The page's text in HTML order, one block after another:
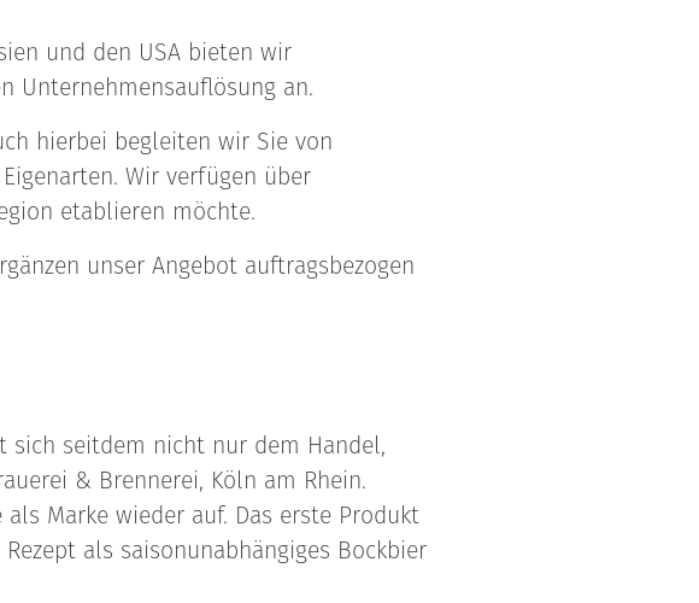
und den USA bieten wir
Unternehmensauflösung an.
hierbei begleiten wir Sie von
Wir verfügen über
etablieren möchte.
unser Angebot auftragsbezogen
sich seitdem nicht nur dem Handel,
& Brennerei, Köln am Rhein.
Marke wieder auf. Das erste Produkt
als saisonunabhängiges Bockbier